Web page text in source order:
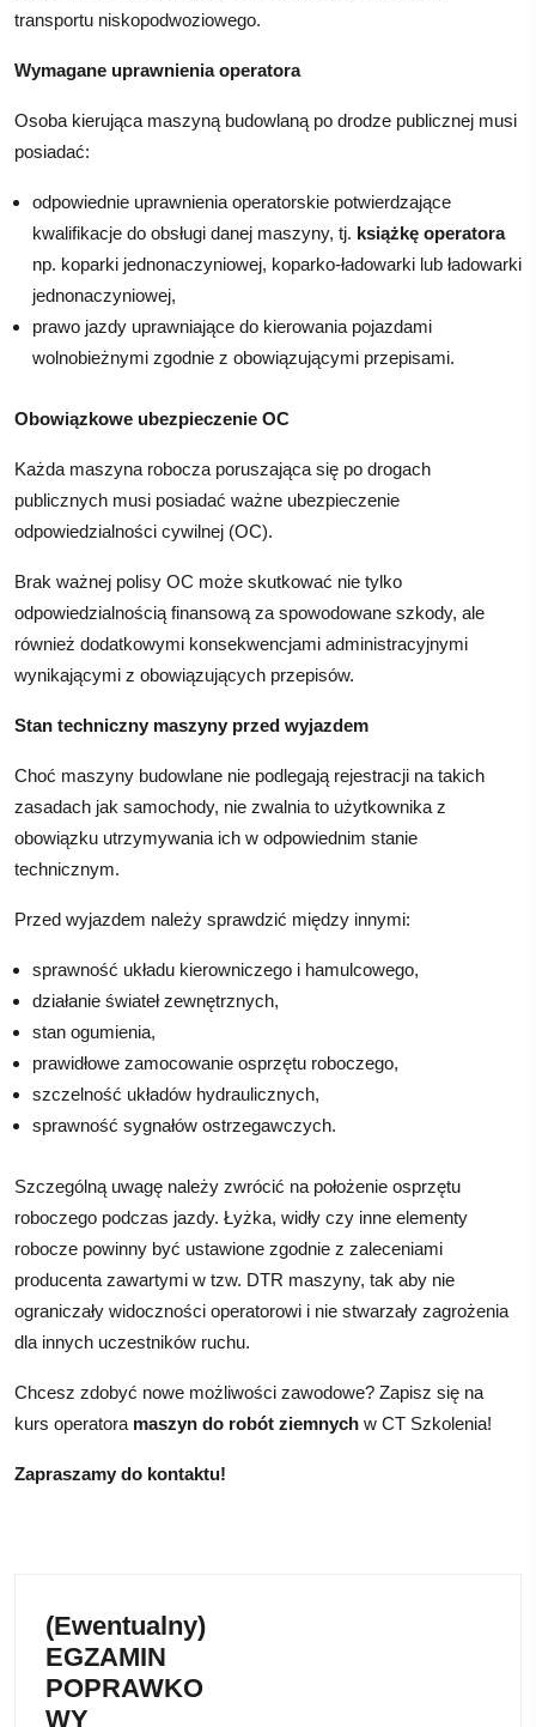
transportu niskopodwoziowego.
Wymagane uprawnienia operatora
Osoba kierująca maszyną budowlaną po drodze publicznej musi
posiadać:
odpowiednie uprawnienia operatorskie potwierdzające
kwalifikacje do obsługi danej maszyny, tj. książkę operatora
np. koparki jednonaczyniowej, koparko-ładowarki lub ładowarki
jednonaczyniowej,
prawo jazdy uprawniające do kierowania pojazdami
wolnobieżnymi zgodnie z obowiązującymi przepisami.
Obowiązkowe ubezpieczenie OC
Każda maszyna robocza poruszająca się po drogach
publicznych musi posiadać ważne ubezpieczenie
odpowiedzialności cywilnej (OC).
Brak ważnej polisy OC może skutkować nie tylko
odpowiedzialnością finansową za spowodowane szkody, ale
również dodatkowymi konsekwencjami administracyjnymi
wynikającymi z obowiązujących przepisów.
Stan techniczny maszyny przed wyjazdem
Choć maszyny budowlane nie podlegają rejestracji na takich
zasadach jak samochody, nie zwalnia to użytkownika z
obowiązku utrzymywania ich w odpowiednim stanie
technicznym.
Przed wyjazdem należy sprawdzić między innymi:
sprawność układu kierowniczego i hamulcowego,
działanie świateł zewnętrznych,
stan ogumienia,
prawidłowe zamocowanie osprzętu roboczego,
szczelność układów hydraulicznych,
sprawność sygnałów ostrzegawczych.
Szczególną uwagę należy zwrócić na położenie osprzętu
roboczego podczas jazdy. Łyżka, widły czy inne elementy
robocze powinny być ustawione zgodnie z zaleceniami
producenta zawartymi w tzw. DTR maszyny, tak aby nie
ograniczały widoczności operatorowi i nie stwarzały zagrożenia
dla innych uczestników ruchu.
Chcesz zdobyć nowe możliwości zawodowe? Zapisz się na
kurs operatora maszyn do robót ziemnych w CT Szkolenia!
Zapraszamy do kontaktu!
(Ewentualny)
EGZAMIN
POPRAWKO
WY